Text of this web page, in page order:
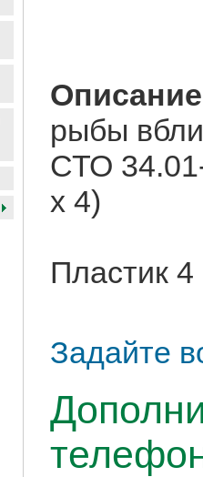
рыбы
СТО
х 4)
Пластик
Задайте